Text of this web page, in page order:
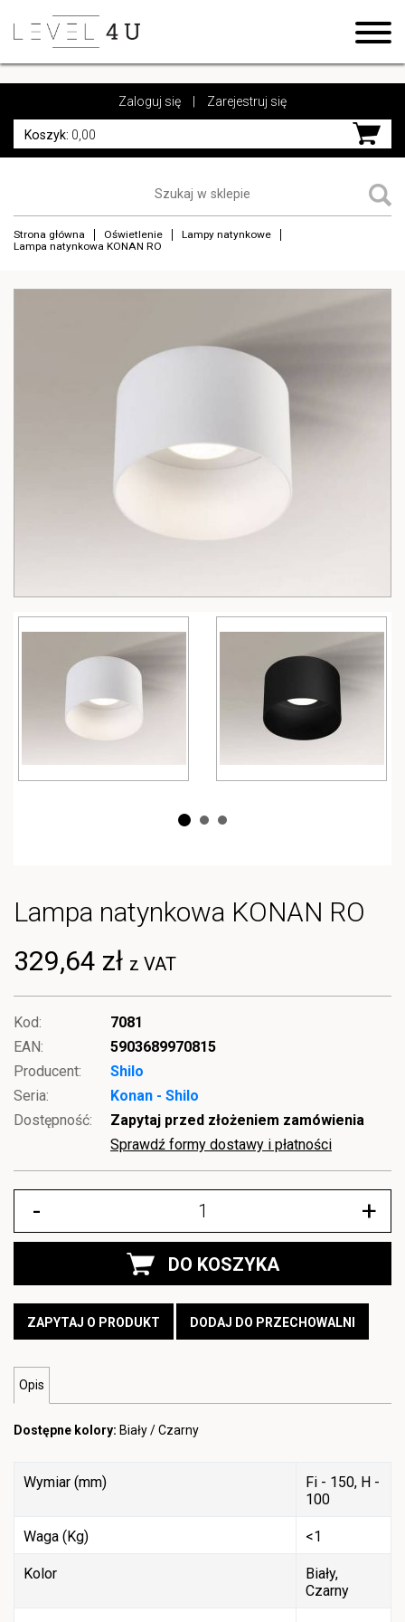
https://www.high-endrolex.com/17
Zaloguj się Zarejestruj się
Koszyk: 0,00
Strona główna Oświetlenie
Lampy natynkowe
Lampa natynkowa KONAN RO
Lampa natynkowa KONAN RO
329,64 zł z VAT
Kod:
7081
EAN:
5903689970815
Producent:
Shilo
Seria:
Konan - Shilo
Dostępność:
Zapytaj przed złożeniem zamówienia
Sprawdź formy dostawy i płatności
- +
DO KOSZYKA
ZAPYTAJ O PRODUKT DODAJ DO PRZECHOWALNI
Opis
Dostępne kolory: Biały / Czarny
Wymiar (mm)
Fi - 150, H -
100
Waga (Kg) <1
Kolor
Biały,
Czarny
https://www.high-endrolex.com/17